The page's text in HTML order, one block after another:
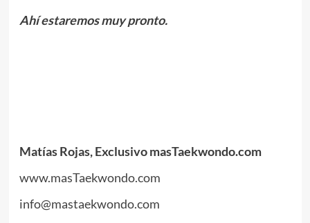
Ahí estaremos muy pronto.
Matías Rojas, Exclusivo masTaekwondo.com
www.masTaekwondo.com
info@mastaekwondo.com